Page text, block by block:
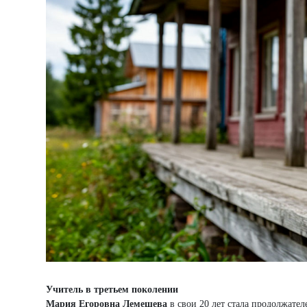
Учитель в третьем поколении
Мария Егоровна Лемешева в свои 20 лет стала